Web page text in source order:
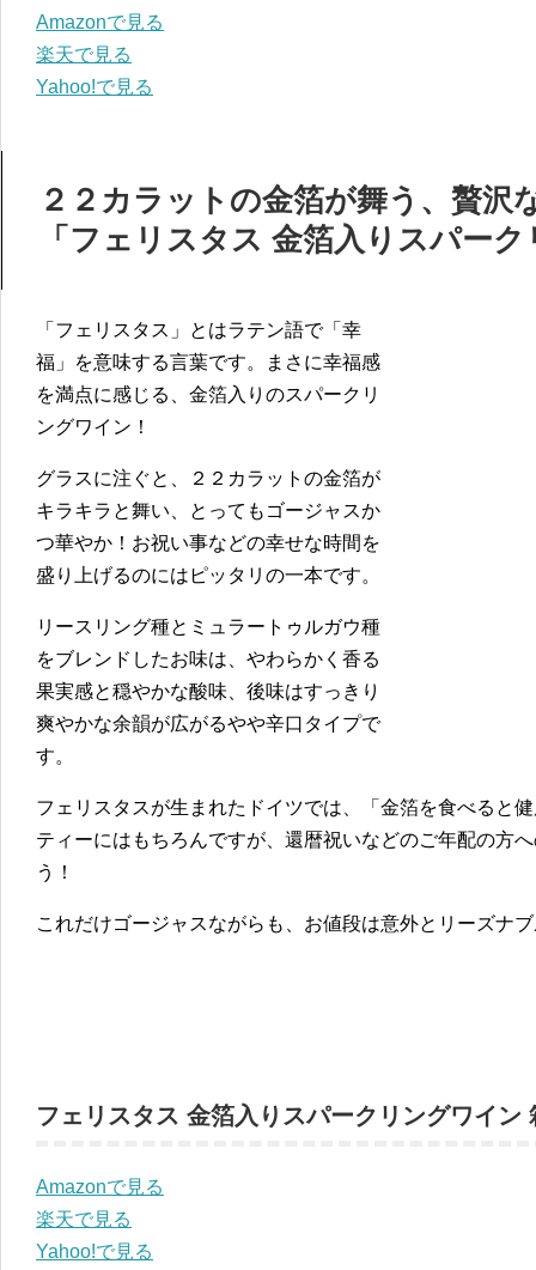
Amazonで見る
楽天で見る
Yahoo!で見る
２２カラットの金箔が舞う、贅沢
「フェリスタス 金箔入りスパー
「フェリスタス」とはラテン語で「幸
福」を意味する言葉です。まさに幸福感
を満点に感じる、金箔入りのスパークリ
ングワイン！
グラスに注ぐと、２２カラットの金箔が
キラキラと舞い、とってもゴージャスか
つ華やか！お祝い事などの幸せな時間を
盛り上げるのにはピッタリの一本です。
リースリング種とミュラートゥルガウ種
をブレンドしたお味は、やわらかく香る
果実感と穏やかな酸味、後味はすっきり
爽やかな余韻が広がるやや辛口タイプで
す。
フェリスタスが生まれたドイツでは、「金箔を食べると
ティーにはもちろんですが、還暦祝いなどのご年配の方
う！
これだけゴージャスながらも、お値段は意外とリーズナ
フェリスタス 金箔入りスパークリングワイン
Amazonで見る
楽天で見る
Yahoo!で見る